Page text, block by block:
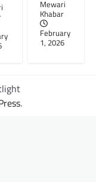
Mewari
Khabar
February
1, 2026
.